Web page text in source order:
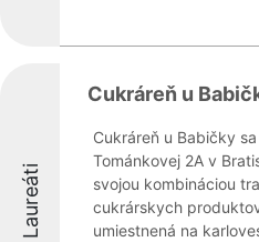
Laureáti
Cukráreň u
Cukráreň u Babičky
Tománkovej 2A v
svojou kombináciou
cukrárskych
umiestnená na